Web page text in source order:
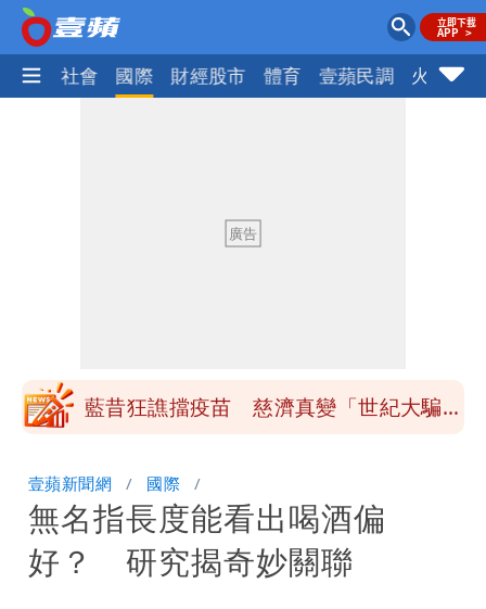
政治 社會 國際 財經股市 體育 壹蘋民調 火線話
97萬網紅「肥大叔」驚傳猝逝！最後身
怪」：不像被害人
藍昔狂譙擋疫苗 慈濟真變「世紀大騙
口 防北京滲透供應鏈
慈濟被騙10億！陳時中一語成讖 王必
勝：時間久看出睿智
白海豚路徑「搖擺」 暴風圈估擦沿岸！
壹蘋新聞網 國際
無名指長度能看出喝酒偏
好？ 研究揭奇妙關聯